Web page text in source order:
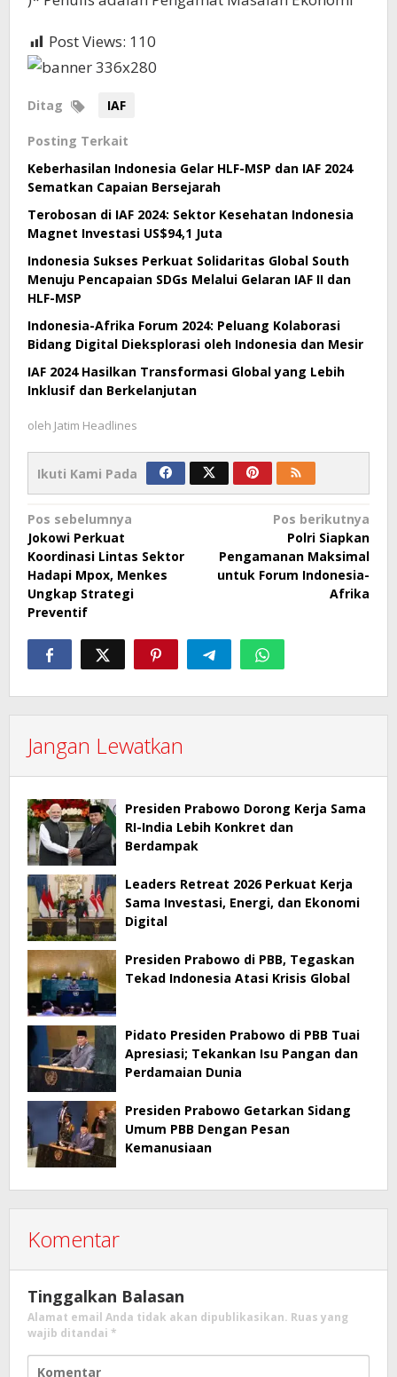
Post Views: 110
Ditag IAF
Posting Terkait
Keberhasilan Indonesia Gelar HLF-MSP dan IAF 2024
Sematkan Capaian Bersejarah
Terobosan di IAF 2024: Sektor Kesehatan Indonesia
Magnet Investasi US$94,1 Juta
Indonesia Sukses Perkuat Solidaritas Global South
Menuju Pencapaian SDGs Melalui Gelaran IAF II dan
HLF-MSP
Indonesia-Afrika Forum 2024: Peluang Kolaborasi
Bidang Digital Dieksplorasi oleh Indonesia dan Mesir
IAF 2024 Hasilkan Transformasi Global yang Lebih
Inklusif dan Berkelanjutan
oleh Jatim Headlines
Ikuti Kami Pada
Navigasi
pos
Pos sebelumnya
Jokowi Perkuat
Koordinasi Lintas Sektor
Hadapi Mpox, Menkes
Ungkap Strategi
Preventif
Pos berikutnya
Polri Siapkan
Pengamanan Maksimal
untuk Forum Indonesia-
Afrika
Jangan Lewatkan
Presiden Prabowo Dorong Kerja Sama
RI-India Lebih Konkret dan
Berdampak
Leaders Retreat 2026 Perkuat Kerja
Sama Investasi, Energi, dan Ekonomi
Digital
Presiden Prabowo di PBB, Tegaskan
Tekad Indonesia Atasi Krisis Global
Pidato Presiden Prabowo di PBB Tuai
Apresiasi; Tekankan Isu Pangan dan
Perdamaian Dunia
Presiden Prabowo Getarkan Sidang
Umum PBB Dengan Pesan
Kemanusiaan
Komentar
Tinggalkan Balasan
Alamat email Anda tidak akan dipublikasikan. Ruas yang
wajib ditandai *